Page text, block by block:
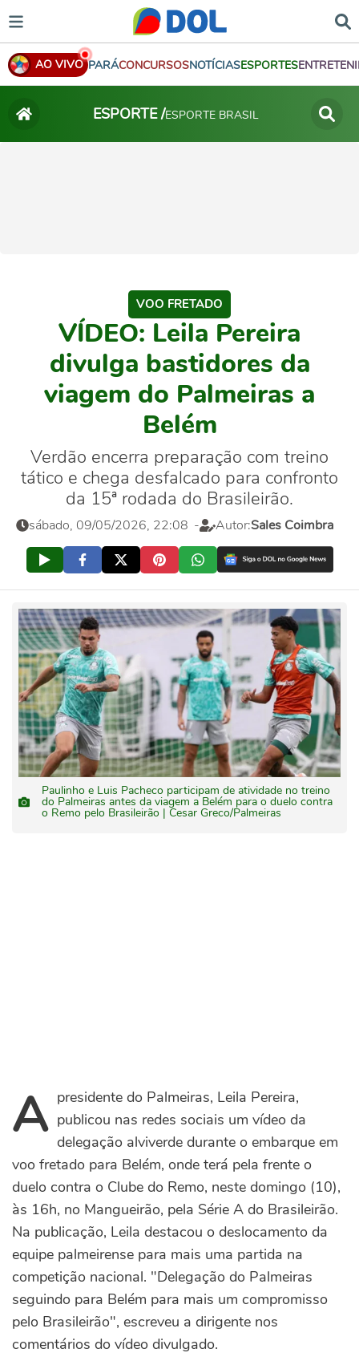
AO VIVO PARÁCONCURSOSNOTÍCIASESPORTES
ESPORTE /ESPORTE BRASIL
VOO FRETADO
VÍDEO: Leila Pereira
divulga bastidores da
viagem do Palmeiras a
Belém
Verdão encerra preparação com treino
tático e chega desfalcado para confronto
da 15ª rodada do Brasileirão.
sábado, 09/05/2026, 22:08 - Autor:Sales Coimbra
Paulinho e Luis Pacheco participam de atividade no treino
do Palmeiras antes da viagem a Belém para o duelo contra
o Remo pelo Brasileirão | Cesar Greco/Palmeiras
A presidente do Palmeiras, Leila Pereira,
publicou nas redes sociais um vídeo da
delegação alviverde durante o embarque em
voo fretado para Belém, onde terá pela frente o
duelo contra o Clube do Remo, neste domingo (10),
às 16h, no Mangueirão, pela Série A do Brasileirão.
Na publicação, Leila destacou o deslocamento da
equipe palmeirense para mais uma partida na
competição nacional. "Delegação do Palmeiras
seguindo para Belém para mais um compromisso
pelo Brasileirão", escreveu a dirigente nos
comentários do vídeo divulgado.